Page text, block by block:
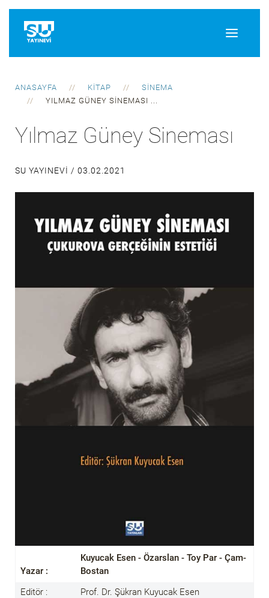
ANASAYFA KITAP
SINEMA
YILMAZ GÜNEY SINEMASI ...
Yılmaz Güney Sineması
SU YAYINEVI / 03.02.2021
Yazar :
Kuyucak Esen - Özarslan - Toy Par - Çam-
Bostan
Editör :
Prof. Dr. Şükran Kuyucak Esen